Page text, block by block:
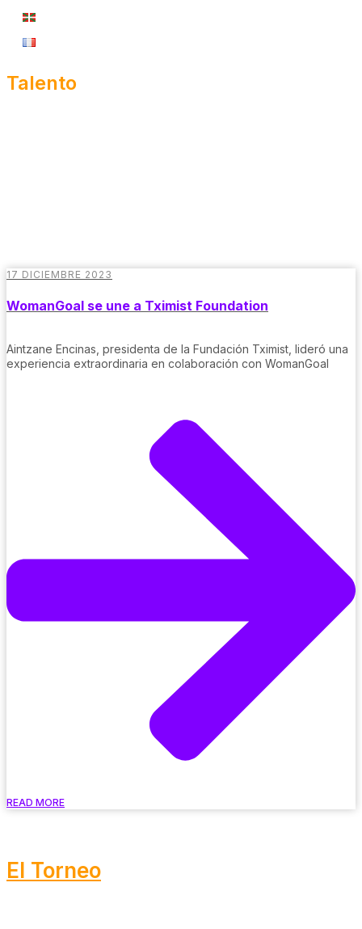
Talento
17 DICIEMBRE 2023
WomanGoal se une a Tximist Foundation
Aintzane Encinas, presidenta de la Fundación Tximist, lideró una
experiencia extraordinaria en colaboración con WomanGoal
READ MORE
El Torneo